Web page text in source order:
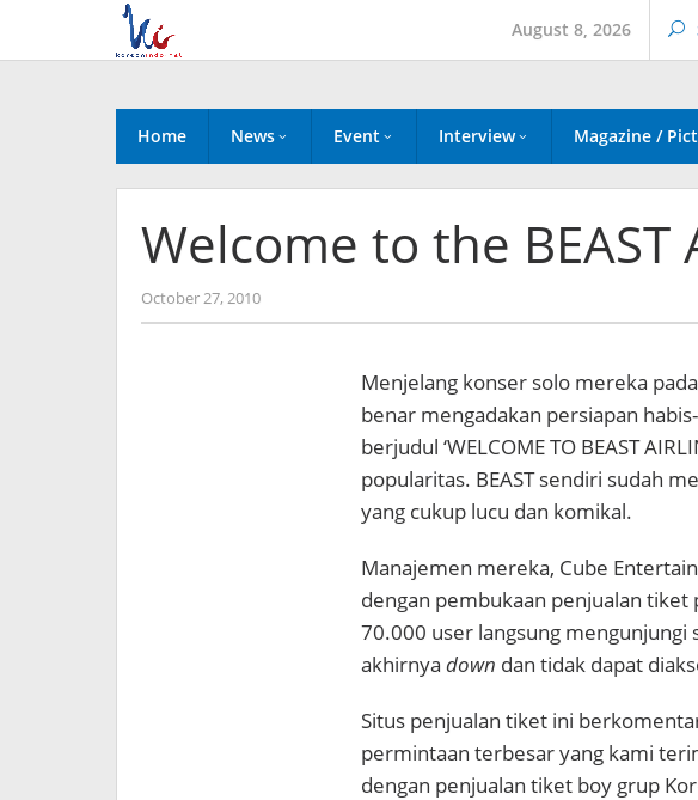
content
August 8, 2026
Home News Event Interview Magazine /
Welcome to the BEAST
October 27, 2010by
Koreanindo
Menjelang konser solo mereka
benar mengadakan persiapan
berjudul ‘WELCOME TO BEAST
popularitas. BEAST sendiri sudah
yang cukup lucu dan komikal.
Manajemen mereka, Cube
dengan pembukaan penjualan
70.000 user langsung mengunjungi
akhirnya down dan tidak dapat
Situs penjualan tiket ini
permintaan terbesar yang kami
dengan penjualan tiket boy grup